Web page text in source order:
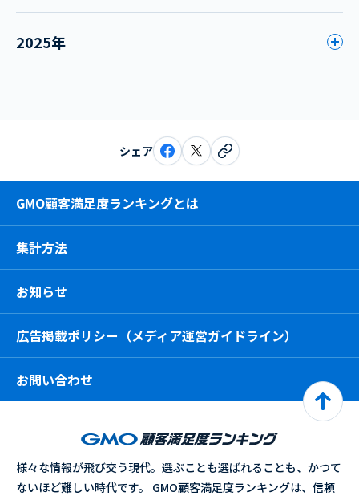
2025年
シェア
GMO顧客満足度ランキングとは
集計方法
お知らせ
広告掲載ポリシー（メディア運営ガイドライン）
お問い合わせ
様々な情報が飛び交う現代。選ぶことも選ばれることも、かつて
ないほど難しい時代です。 GMO顧客満足度ランキングは、信頼